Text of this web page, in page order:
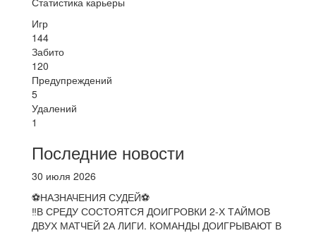
Игр
144
Забито
120
Предупреждений
5
Удалений
1
Последние новости
30 июля 2026
⚽НАЗНАЧЕНИЯ СУДЕЙ⚽
‼В СРЕДУ СОСТОЯТСЯ ДОИГРОВКИ 2-Х ТАЙМОВ
ДВУХ МАТЧЕЙ 2А ЛИГИ. КОМАНДЫ ДОИГРЫВАЮТ В